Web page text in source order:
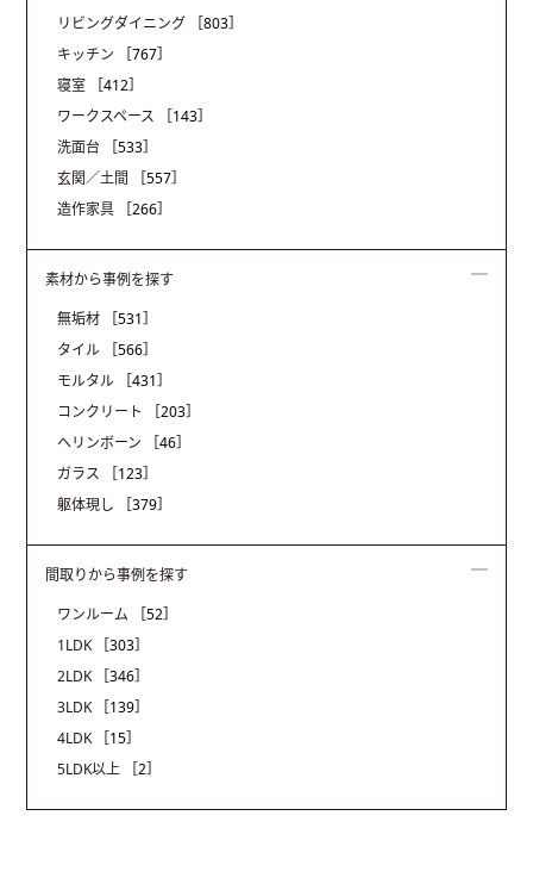
リビングダイニング
［803］
キッチン
［767］
寝室
［412］
ワークスペース
［143］
洗面台
［533］
玄関／土間
［557］
造作家具
［266］
素材から事例を探す
無垢材
［531］
タイル
［566］
モルタル
［431］
コンクリート
［203］
ヘリンボーン
［46］
ガラス
［123］
躯体現し
［379］
間取りから事例を探す
ワンルーム
［52］
1LDK
［303］
2LDK
［346］
3LDK
［139］
4LDK
［15］
5LDK以上
［2］